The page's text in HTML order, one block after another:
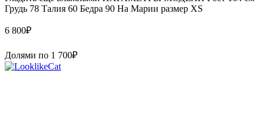
Грудь 78 Талия 60 Бедра 90 На Марии размер XS
6 800₽
Долями по 1 700₽